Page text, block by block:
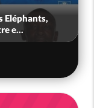
Eléphants,
e...